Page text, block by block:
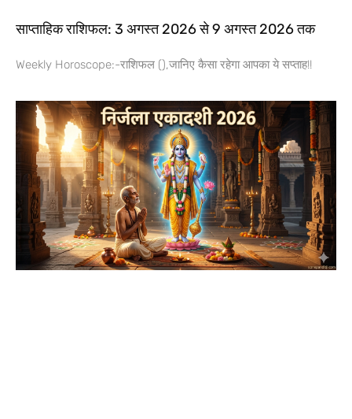
साप्ताहिक राशिफल: 3 अगस्त 2026 से 9 अगस्त 2026 तक
Weekly Horoscope:-राशिफल (),जानिए कैसा रहेगा आपका ये सप्ताह!!